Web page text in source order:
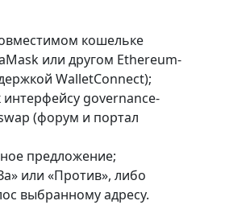
кошельке
или другом Ethereum-
WalletConnect);
интерфейсу governance-
(форум и портал
предложение;
или «Против», либо
выбранному адресу.